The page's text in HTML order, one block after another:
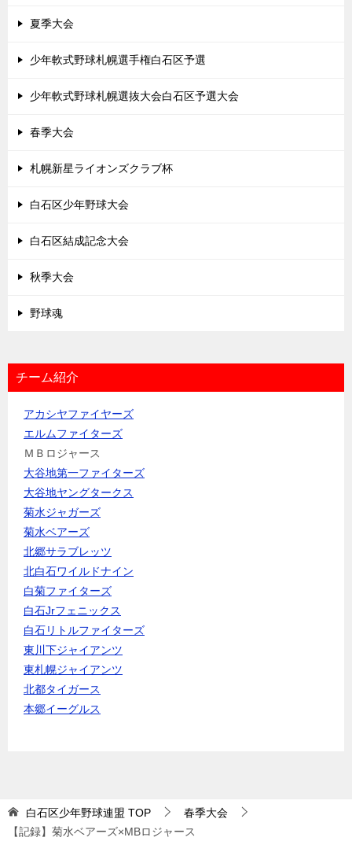
夏季大会
少年軟式野球札幌選手権白石区予選
少年軟式野球札幌選抜大会白石区予選大会
春季大会
札幌新星ライオンズクラブ杯
白石区少年野球大会
白石区結成記念大会
秋季大会
野球魂
チーム紹介
アカシヤファイヤーズ
エルムファイターズ
ＭＢロジャース
大谷地第一ファイターズ
大谷地ヤングタークス
菊水ジャガーズ
菊水ベアーズ
北郷サラブレッツ
北白石ワイルドナイン
白菊ファイターズ
白石Jrフェニックス
白石リトルファイターズ
東川下ジャイアンツ
東札幌ジャイアンツ
北都タイガース
本郷イーグルス
白石区少年野球連盟 TOP
春季大会
【記録】菊水ベアーズ×MBロジャース